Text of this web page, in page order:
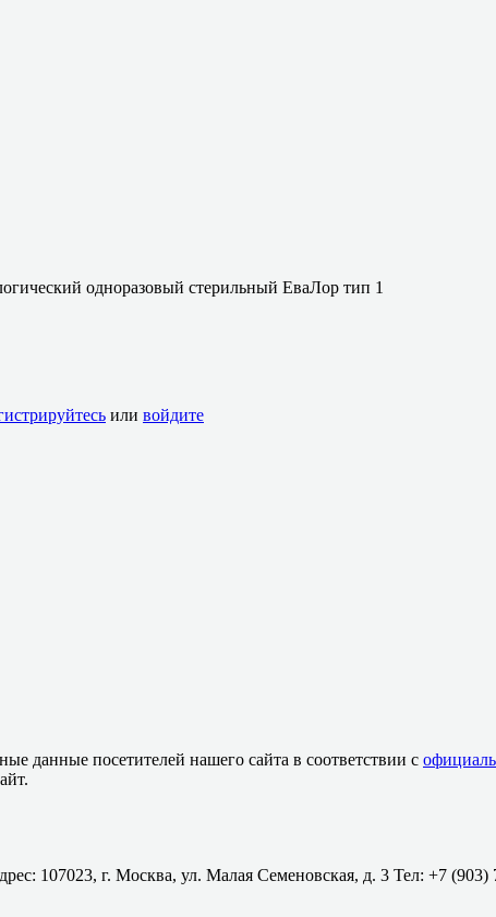
одноразовый стерильный ЕваЛор тип 1
или войдите
данные посетителей нашего сайта в соответствии с
107023, г. Москва, ул. Малая Семеновская, д. 3 Тел: +7 (903)